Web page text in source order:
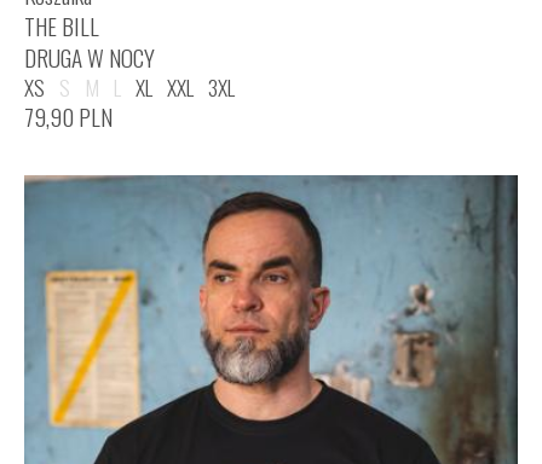
THE BILL
DRUGA W NOCY
XS S M L XL XXL 3XL
79,90 PLN